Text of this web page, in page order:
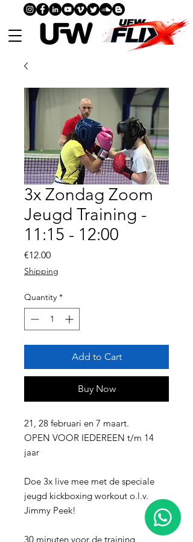
3x Zondag Zoom
Jeugd Training -
11:15 - 12:00
€12.00Price
Shipping
Quantity *
Add to Cart
Buy Now
21, 28 februari en 7 maart.
OPEN VOOR IEDEREEN t/m 14
jaar
Doe 3x live mee met de speciale
jeugd kickboxing workout o.l.v.
Jimmy Peek!
30 minuten voor de training
1